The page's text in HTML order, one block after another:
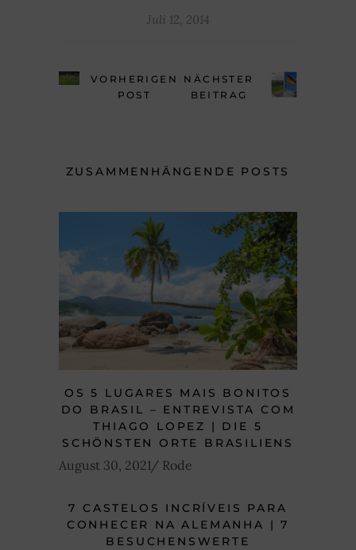
Juli 12, 2014
VORHERIGEN
POST
NÄCHSTER
BEITRAG
ZUSAMMENHÄNGENDE POSTS
OS 5 LUGARES MAIS BONITOS
DO BRASIL – ENTREVISTA COM
THIAGO LOPEZ | DIE 5
SCHÖNSTEN ORTE BRASILIENS
August 30, 2021 Rode
7 CASTELOS INCRÍVEIS PARA
CONHECER NA ALEMANHA | 7
BESUCHENSWERTE